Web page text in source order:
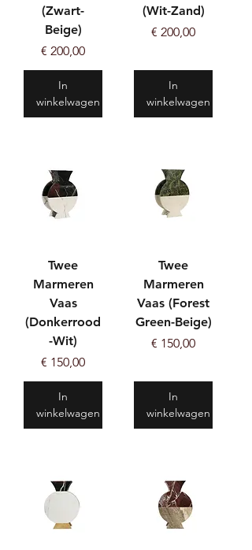
(Zwart-
Beige)
Prijs
€ 200,00
In
winkelwagen
(Wit-Zand)
Prijs
€ 200,00
In
winkelwagen
Twee
Marmeren
Vaas
(Donkerrood
-Wit)
Prijs
€ 150,00
In
winkelwagen
Twee
Marmeren
Vaas (Forest
Green-Beige)
Prijs
€ 150,00
In
winkelwagen